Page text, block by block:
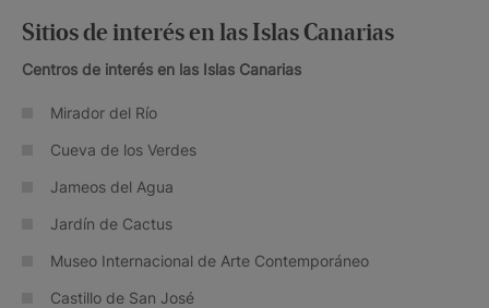
Sitios de interés en las Islas Canarias
Centros de interés en las Islas Canarias
Mirador del Río
Cueva de los Verdes
Jameos del Agua
Jardín de Cactus
Museo Internacional de Arte Contemporáneo
Castillo de San José